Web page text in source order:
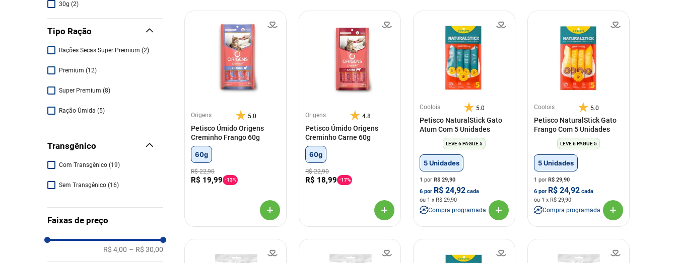
30g (2)
Tipo Ração
Rações Secas Super Premium (2)
Premium (12)
Super Premium (8)
Ração Úmida (5)
Transgênico
Com Transgênico (19)
Sem Transgênico (16)
Faixas de preço
R$ 4,00 – R$ 30,00
Origens 5.0
Petisco Úmido Origens
Creminho Frango 60g
60g
R$ 22,90
R$ 19,99 -13%
Origens 4.8
Petisco Úmido Origens
Creminho Carne 60g
60g
R$ 22,90
R$ 18,99 -17%
Coolois 5.0
Petisco NaturalStick Gato
Atum Com 5 Unidades
LEVE 6 PAGUE 5
5 Unidades
1 por R$ 29,90
6por R$ 24,92 cada
ou 1 x R$ 29,90
Compra programada
Coolois 5.0
Petisco NaturalStick Gato
Frango Com 5 Unidades
LEVE 6 PAGUE 5
5 Unidades
1 por R$ 29,90
6por R$ 24,92 cada
ou 1 x R$ 29,90
Compra programada